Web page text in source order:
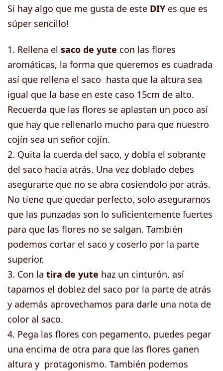
Si hay algo que me gusta de este DIY es que es
súper sencillo!
1. Rellena el saco de yute con las flores
aromáticas, la forma que queremos es cuadrada
así que rellena el saco hasta que la altura sea
igual que la base en este caso 15cm de alto.
Recuerda que las flores se aplastan un poco así
que hay que rellenarlo mucho para que nuestro
cojín sea un señor cojín.
2. Quita la cuerda del saco, y dobla el sobrante
del saco hacia atrás. Una vez doblado debes
asegurarte que no se abra cosiendolo por atrás.
No tiene que quedar perfecto, solo asegurarnos
que las punzadas son lo suficientemente fuertes
para que las flores no se salgan. También
podemos cortar el saco y coserlo por la parte
superior.
3. Con la tira de yute haz un cinturón, así
tapamos el doblez del saco por la parte de atrás
y además aprovechamos para darle una nota de
color al saco.
4. Pega las flores con pegamento, puedes pegar
una encima de otra para que las flores ganen
altura y protagonismo. También podemos